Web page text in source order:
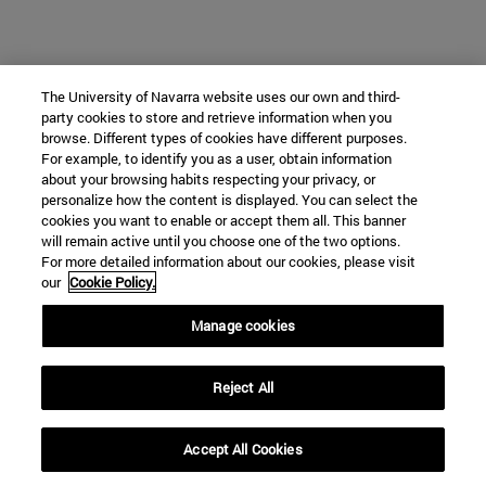
The University of Navarra website uses our own and third-
party cookies to store and retrieve information when you
browse. Different types of cookies have different purposes.
For example, to identify you as a user, obtain information
about your browsing habits respecting your privacy, or
personalize how the content is displayed. You can select the
cookies you want to enable or accept them all. This banner
will remain active until you choose one of the two options.
For more detailed information about our cookies, please visit
our Cookie Policy.
Manage cookies
Reject All
Accept All Cookies